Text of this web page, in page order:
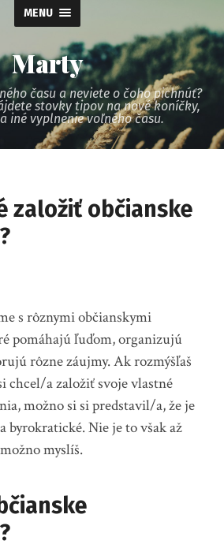
MENU
Marty
času a neviete o čoho pichnúť?
stovky tipov na nové koníčky,
iné vyplnenie voľného času.
založiť občianske
s rôznymi občianskymi
pomáhajú ľuďom, organizujú
rôzne záujmy. Ak rozmýšľaš
chcel/a založiť svoje vlastné
možno si si predstavil/a, že je
byrokratické. Nie je to však až
myslíš.